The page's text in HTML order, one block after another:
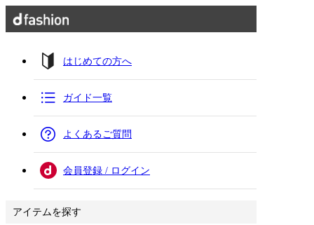
はじめての方へ
ガイド一覧
よくあるご質問
会員登録 / ログイン
アイテムを探す